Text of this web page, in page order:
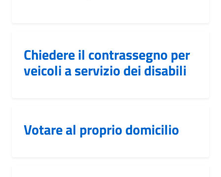
Chiedere il contrassegno per
veicoli a servizio dei disabili
Votare al proprio domicilio